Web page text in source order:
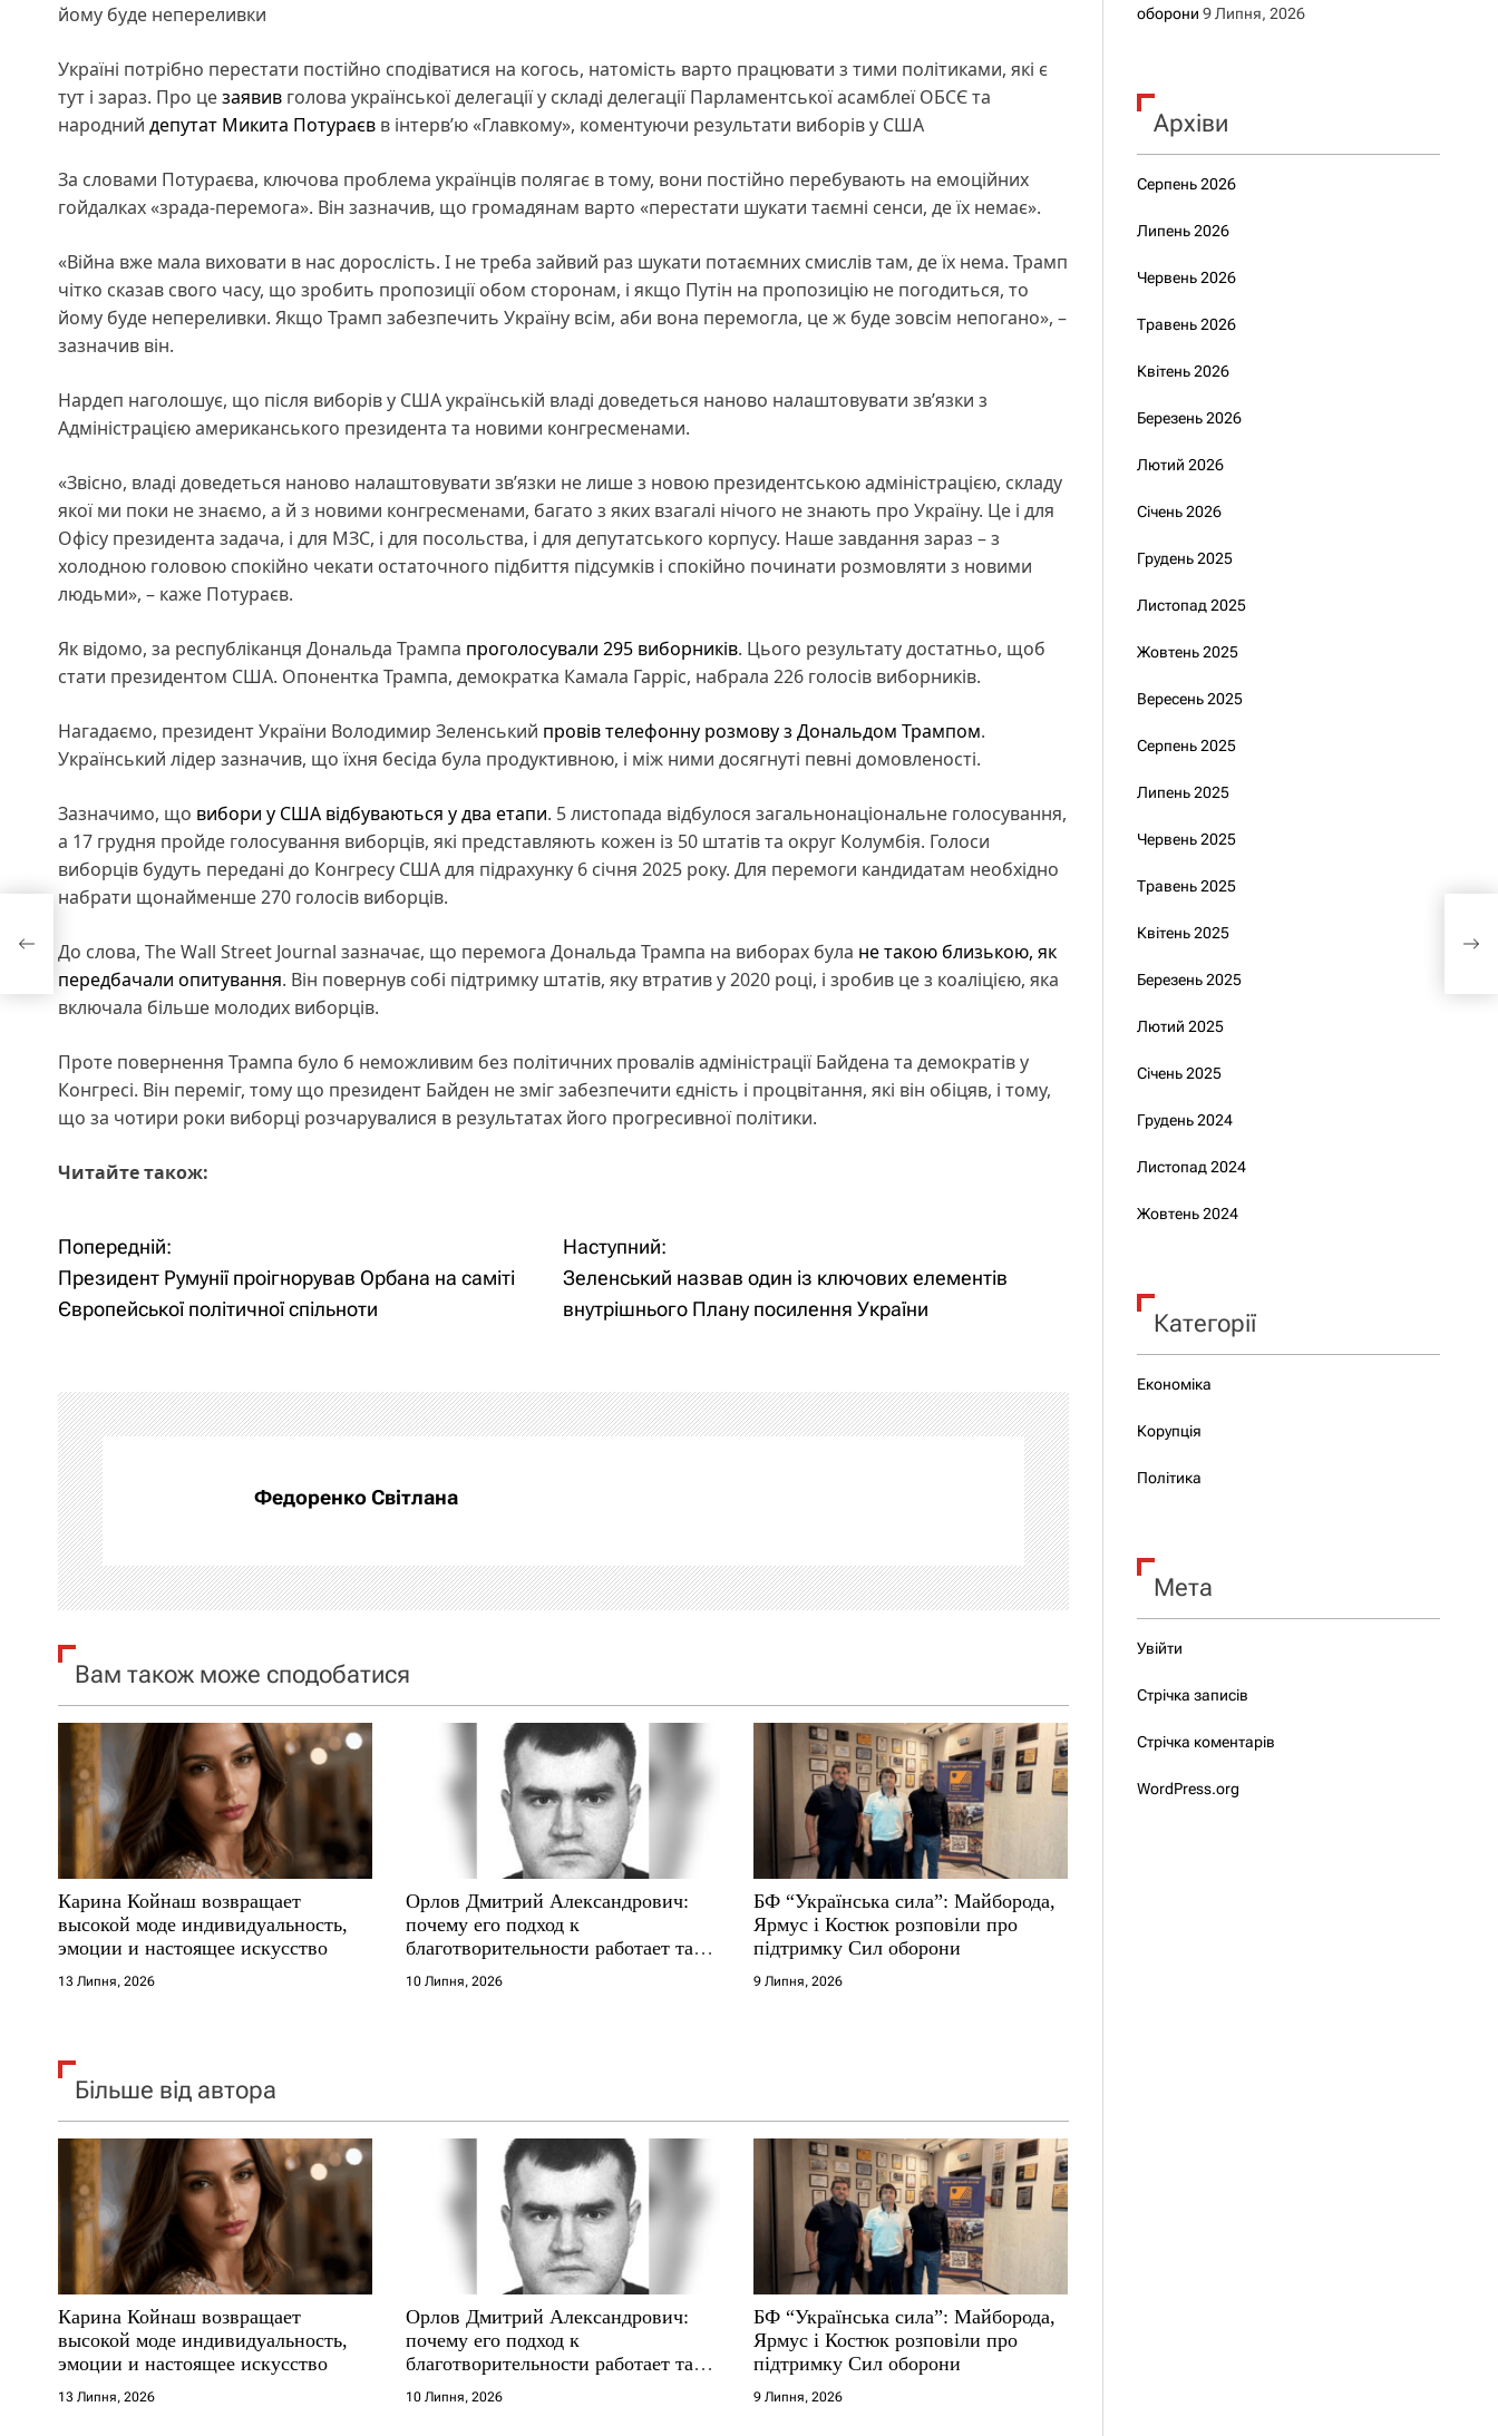
йому буде непереливки
Україні потрібно перестати постійно сподіватися на когось, натомість варто працювати з тими політиками, які є
тут і зараз. Про цезаявив голова української делегації у складі делегації Парламентської асамблеї ОБСЄ та
народний депутат Микита Потураєв в інтерв’ю «Главкому», коментуючи результати виборів у США
За словами Потураєва, ключова проблема українців полягає в тому, вони постійно перебувають на емоційних
гойдалках «зрада-перемога». Він зазначив, що громадянам варто «перестати шукати таємні сенси, де їх немає».
«Війна вже мала виховати в нас дорослість. І не треба зайвий раз шукати потаємних смислів там, де їх нема. Трамп
чітко сказав свого часу, що зробить пропозиції обом сторонам, і якщо Путін на пропозицію не погодиться, то
йому буде непереливки. Якщо Трамп забезпечить Україну всім, аби вона перемогла, це ж буде зовсім непогано», –
зазначив він.
Нардеп наголошує, що після виборів у США українській владі доведеться наново налаштовувати зв’язки з
Адміністрацією американського президента та новими конгресменами.
«Звісно, владі доведеться наново налаштовувати зв’язки не лише з новою президентською адміністрацією, складу
якої ми поки не знаємо, а й з новими конгресменами, багато з яких взагалі нічого не знають про Україну. Це і для
Офісу президента задача, і для МЗС, і для посольства, і для депутатського корпусу. Наше завдання зараз – з
холодною головою спокійно чекати остаточного підбиття підсумків і спокійно починати розмовляти з новими
людьми», – каже Потураєв.
Як відомо, за республіканця Дональда Трампа проголосували 295 виборників. Цього результату достатньо, щоб
стати президентом США. Опонентка Трампа, демократка Камала Гарріс, набрала 226 голосів виборників.
Нагадаємо, президент України Володимир Зеленський провів телефонну розмову з Дональдом Трампом.
Український лідер зазначив, що їхня бесіда була продуктивною, і між ними досягнуті певні домовленості.
Зазначимо, що вибори у США відбуваються у два етапи. 5 листопада відбулося загальнонаціональне голосування,
а 17 грудня пройде голосування виборців, які представляють кожен із 50 штатів та округ Колумбія. Голоси
виборців будуть передані до Конгресу США для підрахунку 6 січня 2025 року. Для перемоги кандидатам необхідно
набрати щонайменше 270 голосів виборців.
До слова, The Wall Street Journal зазначає, що перемога Дональда Трампа на виборах була не такою близькою, як
передбачали опитування. Він повернув собі підтримку штатів, яку втратив у 2020 році, і зробив це з коаліцією, яка
включала більше молодих виборців.
Проте повернення Трампа було б неможливим без політичних провалів адміністрації Байдена та демократів у
Конгресі. Він переміг, тому що президент Байден не зміг забезпечити єдність і процвітання, які він обіцяв, і тому,
що за чотири роки виборці розчарувалися в результатах його прогресивної політики.
Читайте також:
Н
а
і
г
а
ц
і
я
а
п
и
с
і
в
Попередній:
Президент Румунії проігнорував Орбана на саміті
Європейської політичної спільноти
Наступний:
Зеленський назвав один із ключових елементів
внутрішнього Плану посилення України
Федоренко Світлана
Вам також може сподобатися
Карина Койнаш возвращает
высокой моде индивидуальность,
эмоции и настоящее искусство
13 Липня, 2026
Орлов Дмитрий Александрович:
почему его подход к
благотворительности работает там,
где другие не выдерживают
10 Липня, 2026
БФ “Українська сила”: Майборода,
Ярмус і Костюк розповіли про
підтримку Сил оборони
9 Липня, 2026
Більше від автора
Карина Койнаш возвращает
высокой моде индивидуальность,
эмоции и настоящее искусство
13 Липня, 2026
Орлов Дмитрий Александрович:
почему его подход к
благотворительности работает там,
где другие не выдерживают
10 Липня, 2026
БФ “Українська сила”: Майборода,
Ярмус і Костюк розповіли про
підтримку Сил оборони
9 Липня, 2026
оборони 9 Липня, 2026
Архіви
Серпень 2026
Липень 2026
Червень 2026
Травень 2026
Квітень 2026
Березень 2026
Лютий 2026
Січень 2026
Грудень 2025
Листопад 2025
Жовтень 2025
Вересень 2025
Серпень 2025
Липень 2025
Червень 2025
Травень 2025
Квітень 2025
Березень 2025
Лютий 2025
Січень 2025
Грудень 2024
Листопад 2024
Жовтень 2024
Категорії
Економіка
Корупція
Політика
Мета
Увійти
Стрічка записів
Стрічка коментарів
WordPress.org